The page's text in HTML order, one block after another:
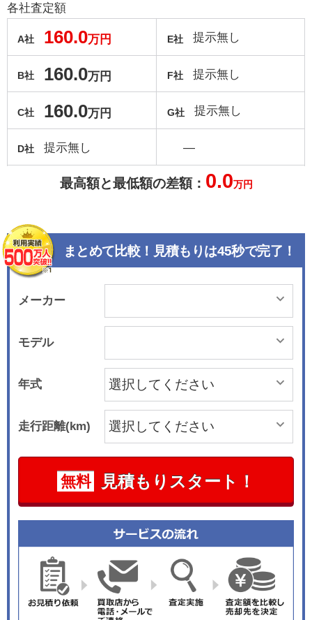
各社査定額
A社 160.0万円
B社 160.0万円
C社 160.0万円
D社 提示無し
E社 提示無し
F社 提示無し
G社 提示無し
―
最高額と最低額の差額： 0.0万円
まとめて比較！見積もりは45秒で完了！
メーカー
モデル
年式
走行距離(km)
無料 見積もりスタート！